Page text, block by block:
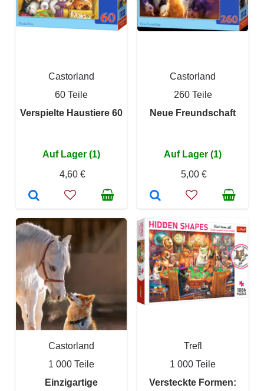
Castorland
60 Teile
Verspielte Haustiere 60
Auf Lager (1)
4,60 €
Castorland
260 Teile
Neue Freundschaft
Auf Lager (1)
5,00 €
Castorland
1 000 Teile
Einzigartige
Trefl
1 000 Teile
Versteckte Formen: